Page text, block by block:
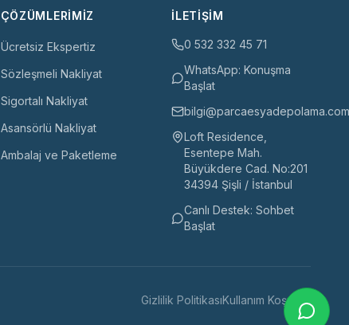
ÇÖZÜMLERIMIZ
Ücretsiz Ekspertiz
Sözleşmeli Nakliyat
Sigortalı Nakliyat
Asansörlü Nakliyat
Ambalaj ve Paketleme
İLETIŞIM
0 532 332 45 71
WhatsApp: Konuşma
Başlat
Loft Residence,
Esentepe Mah.
Büyükdere Cad. No:201
34394 Şişli / İstanbul
Canlı Destek: Sohbet
Başlat
Gizlilik PolitikasıKullanım Koşulları